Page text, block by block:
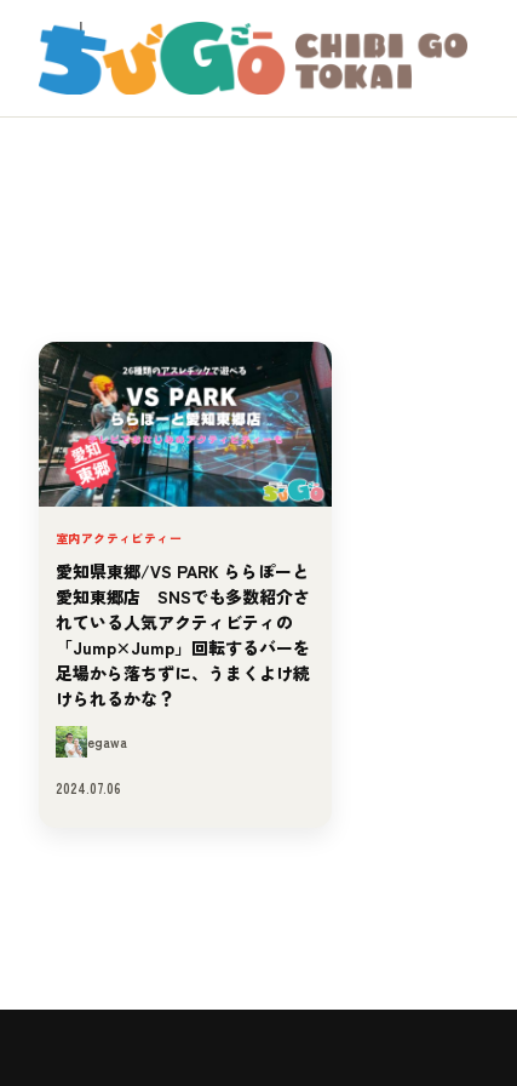
室内アクティビティー
愛知県東郷/VS PARK ららぽーと
愛知東郷店 SNSでも多数紹介さ
れている人気アクティビティの
「Jump×Jump」回転するバーを
足場から落ちずに、うまくよけ続
けられるかな？
egawa
2024.07.06